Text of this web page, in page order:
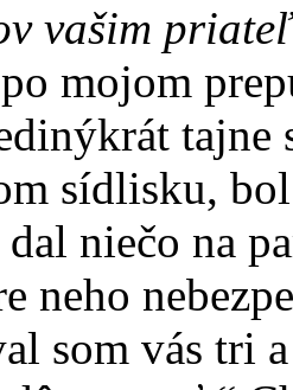
vašim
mojom
tajne
sídlisku,
dal niečo na
neho
som vás tri